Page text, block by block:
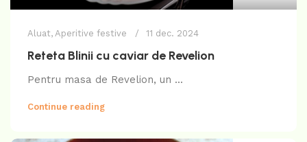
Aluat, Aperitive festive 11 dec. 2024
Reteta Blinii cu caviar de Revelion
Pentru masa de Revelion, un ...
Continue reading